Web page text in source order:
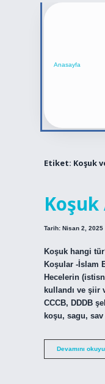
Anasayfa
Etiket: Koşuk
Tarih: Nisan 2, 2025
Koşuk hangi
Koşular -İslam
Hecelerin
kullandı ve şiir
CCCB, DDDB
koşu, sagu,
Devamını